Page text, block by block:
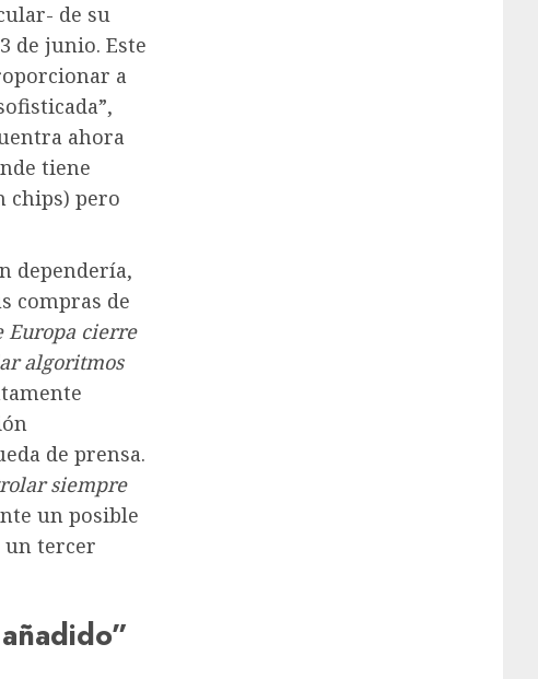
de su
de junio. Este
a
ahora
tiene
chips) pero
dependería,
compras de
Europa cierre
algoritmos
de prensa.
siempre
un posible
un tercer